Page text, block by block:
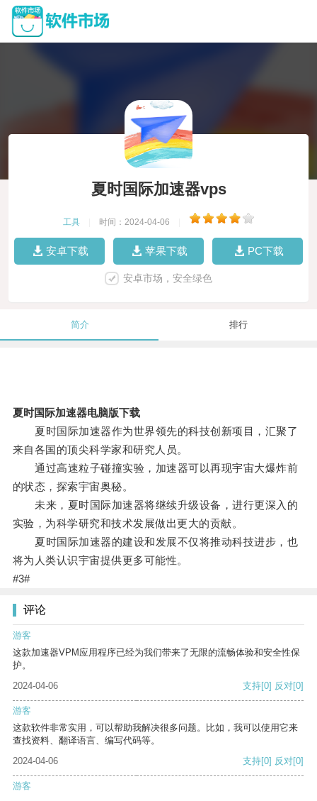
夏时国际加速器vps
工具 时间：2024-04-06
安卓下载 苹果下载 PC下载
安卓市场，安全绿色
简介 排行
夏时国际加速器电脑版下载
夏时国际加速器作为世界领先的科技创新项目，汇聚了
来自各国的顶尖科学家和研究人员。
通过高速粒子碰撞实验，加速器可以再现宇宙大爆炸前
的状态，探索宇宙奥秘。
未来，夏时国际加速器将继续升级设备，进行更深入的
实验，为科学研究和技术发展做出更大的贡献。
夏时国际加速器的建设和发展不仅将推动科技进步，也
将为人类认识宇宙提供更多可能性。
#3#
评论
游客
这款加速器VPM应用程序已经为我们带来了无限的流畅体验和安全性保
护。
2024-04-06
支持[0] 反对[0]
游客
这款软件非常实用，可以帮助我解决很多问题。比如，我可以使用它来
查找资料、翻译语言、编写代码等。
2024-04-06
支持[0] 反对[0]
游客